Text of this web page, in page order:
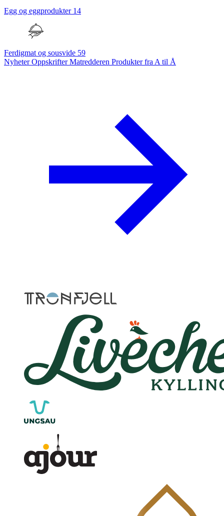
Egg og eggprodukter 14
Ferdigmat og sousvide 59
NyheterOppskrifterMatredderen Produkter fra A til Å